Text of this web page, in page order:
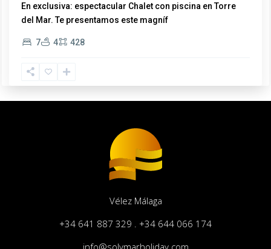
En exclusiva: espectacular Chalet con piscina en Torre
del Mar. Te presentamos este magníf
7 4 428
Vélez Málaga
+34 641 887 329 . +34 644 066 174
info@solymarholiday.com